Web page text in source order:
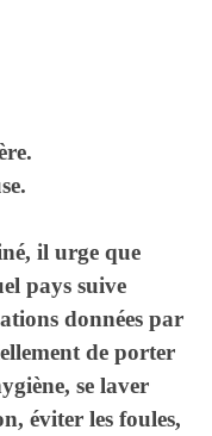
il urge que
pays suive
données par
de porter
se laver
éviter les foules,